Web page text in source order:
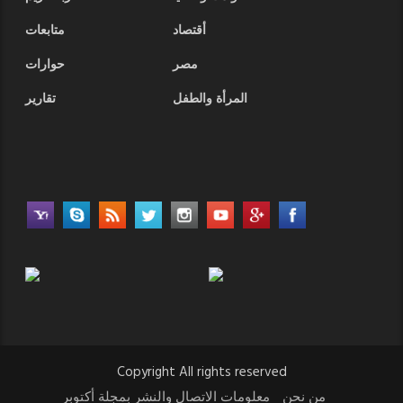
أقتصاد
متابعات
مصر
حوارات
المرأة والطفل
تقارير
Copyright All rights reserved
من نحن
معلومات الاتصال والنشر بمجلة أكتوبر